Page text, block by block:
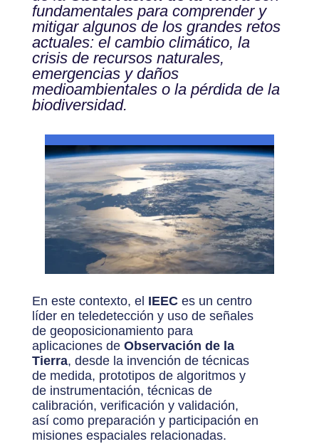
fundamentales para comprender y
mitigar algunos de los grandes retos
actuales: el cambio climático, la
crisis de recursos naturales,
emergencias y daños
medioambientales o la pérdida de la
biodiversidad.
En este contexto, el IEECes un centro
líder en teledetección y uso de señales
de geoposicionamiento para
aplicaciones de Observación de la
Tierra, desde la invención de técnicas
de medida, prototipos de algoritmos y
de instrumentación, técnicas de
calibración, verificación y validación,
así como preparación y participación en
misiones espaciales relacionadas.